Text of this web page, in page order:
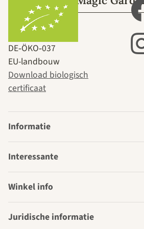
DE‑ÖKO‑037
EU-landbouw
Download biologisch
certificaat
Informatie
Interessante
Winkel info
Juridische informatie